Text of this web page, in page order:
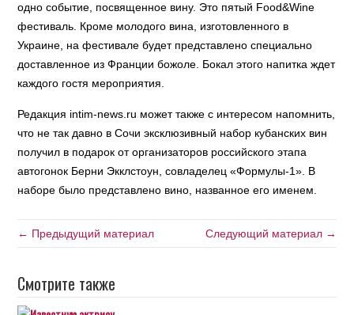
одно событие, посвященное вину. Это пятый Food&Wine
фестиваль. Кроме молодого вина, изготовленного в
Украине, на фестивале будет представлено специально
доставленное из Франции божоле. Бокал этого напитка ждет
каждого гостя мероприятия.
Редакция intim-news.ru может также с интересом напомнить,
что не так давно в Сочи эксклюзивный набор кубанских вин
получил в подарок от организаторов российского этапа
автогонок Берни Экклстоун, совладелец «Формулы-1». В
наборе было представлено вино, названное его именем.
← Предыдущий материал Следующий материал →
Смотрите также